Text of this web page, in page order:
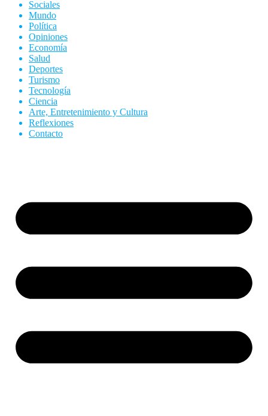
Sociales
Mundo
Política
Opiniones
Economía
Salud
Deportes
Turismo
Tecnología
Ciencia
Arte, Entretenimiento y Cultura
Reflexiones
Contacto